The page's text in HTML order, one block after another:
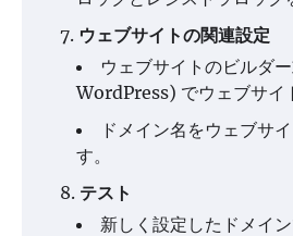
ウェブサイトの関連設定
ウェブサイトのビルダ
WordPress) でウェブサイ
ドメイン名をウェブサ
す。
テスト
新しく設定したドメイ